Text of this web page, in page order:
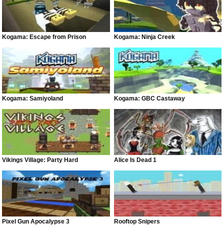
Kogama: Escape from Prison Kogama: Ninja Creek
Kogama: Samiyoland Kogama: GBC Castaway
Vikings Village: Party Hard Alice Is Dead 1
Pixel Gun Apocalypse 3 Rooftop Snipers